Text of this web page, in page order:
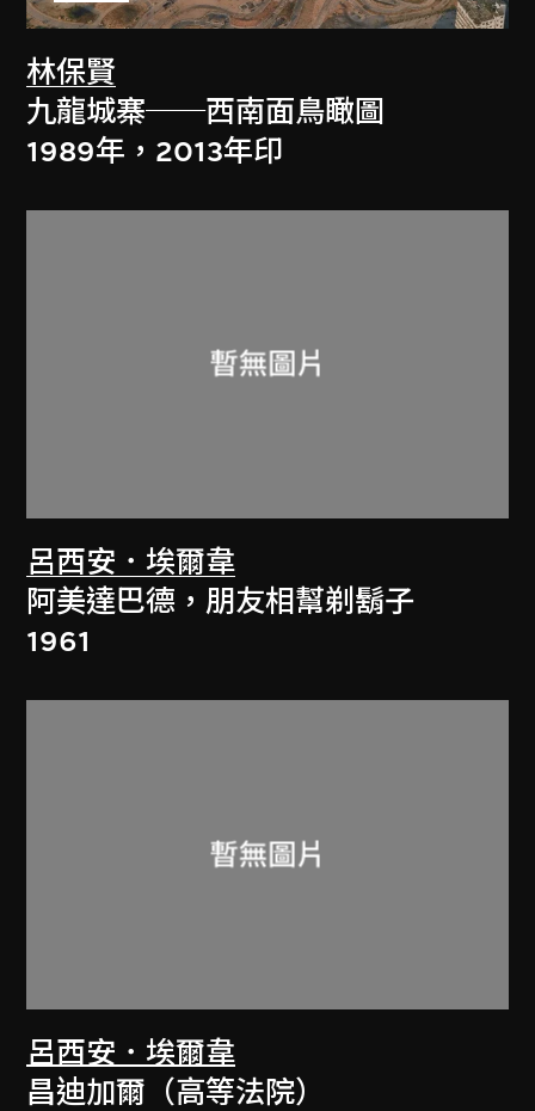
林保賢
九龍城寨──西南面鳥瞰圖
1989年，2013年印
呂西安．埃爾韋
阿美達巴德，朋友相幫剃鬍子
1961
呂西安．埃爾韋
昌迪加爾（高等法院）